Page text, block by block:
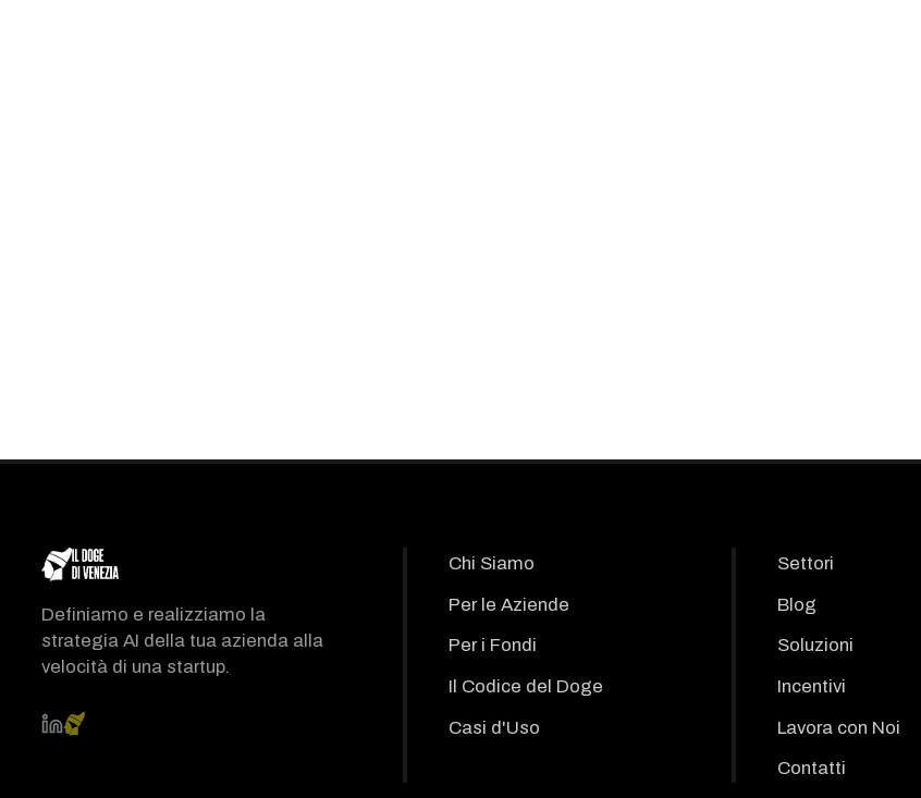
Definiamo e realizziamo la
strategia AI della tua azienda alla
velocità di una startup.
Chi Siamo
Per le Aziende
Per i Fondi
Il Codice del Doge
Casi d'Uso
Settori
Blog
Soluzioni
Incentivi
Lavora con Noi
Contatti